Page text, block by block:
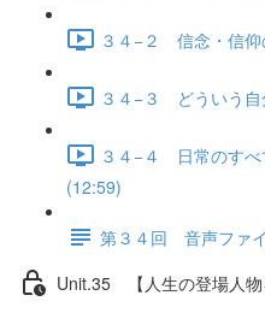
３４−２ 信念・信仰
３４−３ どういう自
３４−４ 日常のすべ
(12:59)
第３４回 音声ファ
Unit.35 【人生の登場人物